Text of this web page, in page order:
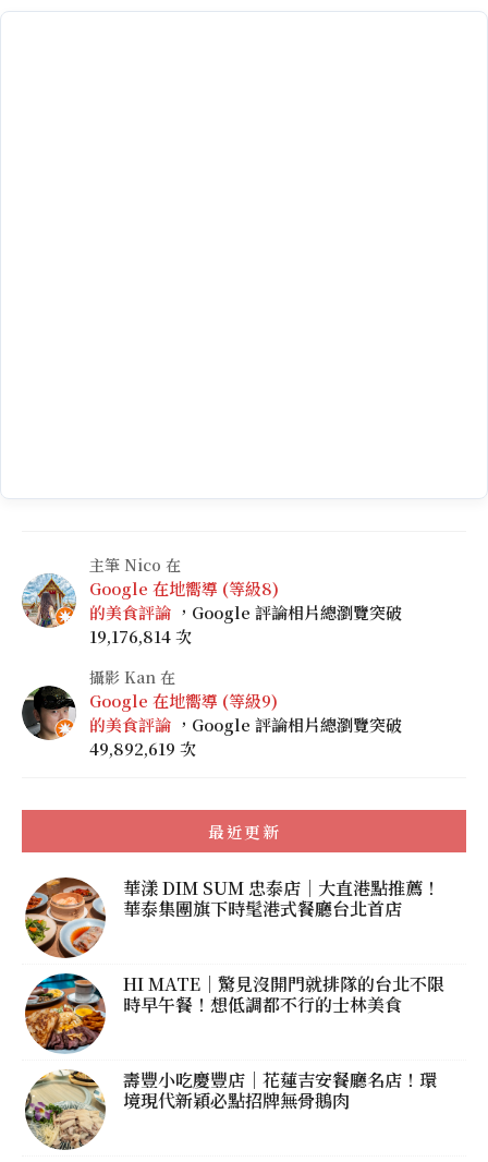
主筆 Nico 在
Google 在地嚮導 (等級8)
的美食評論 ，Google 評論相片總瀏覽突破
19,176,814 次
攝影 Kan 在
Google 在地嚮導 (等級9)
的美食評論 ，Google 評論相片總瀏覽突破
49,892,619 次
最近更新
華漾 DIM SUM 忠泰店｜大直港點推薦！
華泰集團旗下時髦港式餐廳台北首店
HI MATE｜驚見沒開門就排隊的台北不限
時早午餐！想低調都不行的士林美食
壽豐小吃慶豐店｜花蓮吉安餐廳名店！環
境現代新穎必點招牌無骨鵝肉